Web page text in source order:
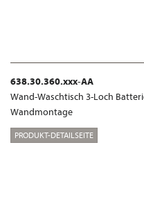
638.30.360.xxx-AA
Wand-Waschtisch 3-Loch
Wandmontage
PRODUKT-DETAILSEITE